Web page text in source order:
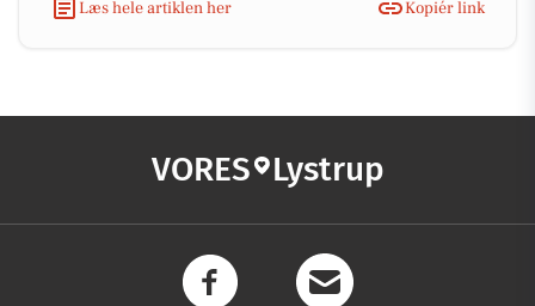
Læs hele artiklen her
Kopiér link
VORES Lystrup